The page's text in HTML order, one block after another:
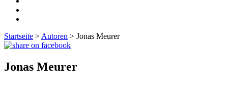
Startseite > Autoren > Jonas Meurer
Jonas Meurer